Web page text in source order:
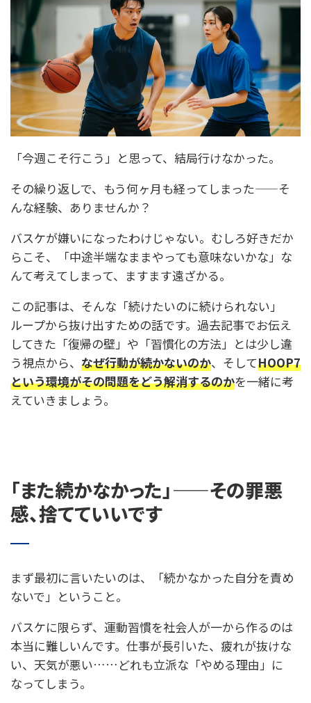
「今週こそ行こう」と思って、結局行けなかった。
その繰り返しで、もう何ヶ月も経ってしまった——そ
んな経験、ありませんか？
バスケが嫌いになったわけじゃない。むしろ好きだか
らこそ、「中途半端なままやっても意味ないかな」な
んて考えてしまって、ますます遠ざかる。
この記事は、そんな「続けたいのに続けられない」
ループから抜け出すための話です。過去記事でお伝え
してきた「復帰の壁」や「習慣化の方法」とは少し違
う視点から、 なぜ行動が続かないのか、そしてHOOP7
という環境がその問題をどう解消するのかを一緒に考
えていきましょう。
「また続かなかった」——その罪悪
感、捨てていいです
まず最初に言いたいのは、「続かなかった自分を責め
ないで」ということ。
バスケに限らず、運動習慣を社会人が一から作るのは
本当に難しいんです。仕事が長引いた、疲れが抜けな
い、天気が悪い……どれも立派な「やめる理由」に
なってしまう。